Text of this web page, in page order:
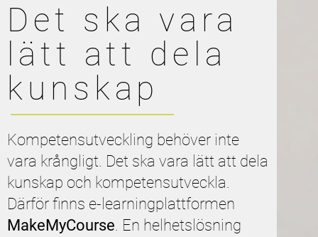
Det ska vara
lätt att dela
kunskap
Kompetensutveckling behöver inte
vara krångligt. Det ska vara lätt att dela
kunskap och kompetensutveckla.
Därför finns e-learningplattformen
MakeMyCourse. En helhetslösning